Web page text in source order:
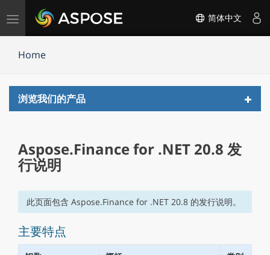
切
航
简体中文
Home
浏览我们的产品
Aspose.Finance for .NET 20.8 发
行说明
此页面包含 Aspose.Finance for .NET 20.8 的发行说明。
主要特点